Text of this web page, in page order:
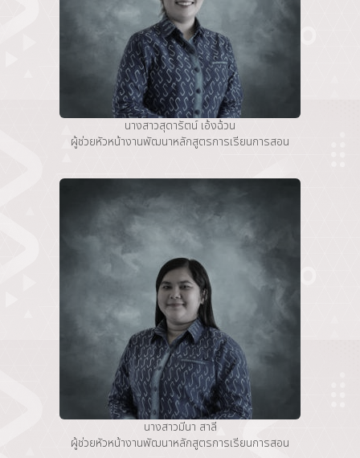
นางสาวสุดารัตน์ เอ้งฉ้วน
ผู้ช่วยหัวหน้างานพัฒนาหลักสูตรการเรียนการสอน
นางสาวมีนา สาลี
ผู้ช่วยหัวหน้างานพัฒนาหลักสูตรการเรียนการสอน